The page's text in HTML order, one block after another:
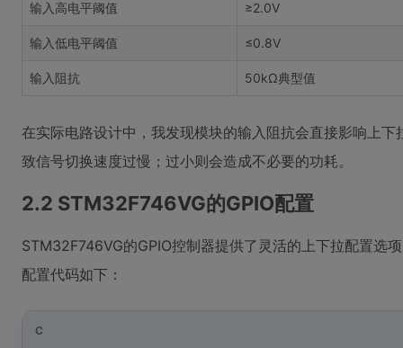
输入高电平阈值 ≥2.0V
输入低电平阈值 ≤0.8V
输入阻抗 50kΩ典型值
在实际电路设计中，我发现模块的输入阻抗会直接影响上
致信号切换速度过慢；过小则会造成不必要的功耗。
2.2 STM32F746VG的GPIO配置
STM32F746VG的GPIO控制器提供了灵活的上下拉配置选
配置代码如下：
C